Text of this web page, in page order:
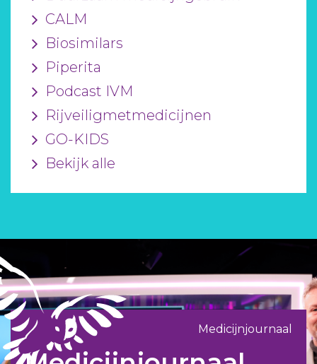
CALM
Biosimilars
Piperita
Podcast IVM
Rijveiligmetmedicijnen
GO-KIDS
Bekijk alle
Medicijnjournaal